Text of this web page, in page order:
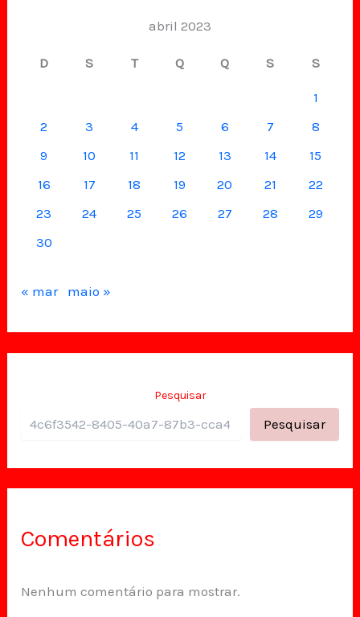
abril 2023
D S T Q Q S S
1
2
3 4 5 6 7
8
9
10 11 12 13 14
15
16
17 18 19 20 21
22
23
24 25 26 27 28
29
30
« mar maio »
Pesquisar
Pesquisar
Comentários
Nenhum comentário para mostrar.